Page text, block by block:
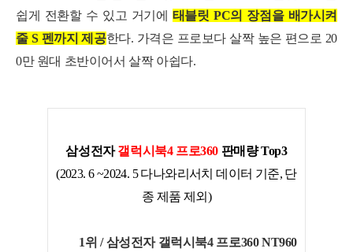
쉽게 전환할 수 있고 거기에 태블릿 PC의 장점을 배가시켜
줄 S 펜까지 제공한다. 가격은 프로보다 살짝 높은 편으로 20
0만 원대 초반이어서 살짝 아쉽다.
삼성전자갤럭시북4 프로360 판매량 Top3
(2023. 6 ~2024. 5 다나와리서치 데이터 기준, 단
종 제품 제외)
1위 /삼성전자 갤럭시북4 프로360 NT960